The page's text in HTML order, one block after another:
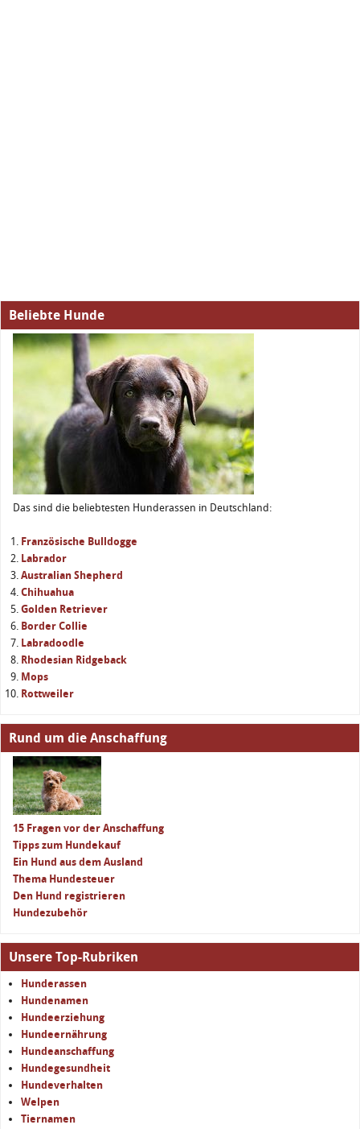
Beliebte Hunde
Das sind die beliebtesten Hunderassen in Deutschland:
Französische Bulldogge
Labrador
Australian Shepherd
Chihuahua
Golden Retriever
Border Collie
Labradoodle
Rhodesian Ridgeback
Mops
Rottweiler
Rund um die Anschaffung
15 Fragen vor der Anschaffung
Tipps zum Hundekauf
Ein Hund aus dem Ausland
Thema Hundesteuer
Den Hund registrieren
Hundezubehör
Unsere Top-Rubriken
Hunderassen
Hundenamen
Hundeerziehung
Hundeernährung
Hundeanschaffung
Hundegesundheit
Hundeverhalten
Welpen
Tiernamen